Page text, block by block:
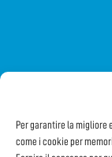
Per garantire la migliore
come i cookie per